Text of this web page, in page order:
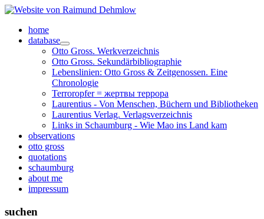
home
database
Otto Gross. Werkverzeichnis
Otto Gross. Sekundärbibliographie
Lebenslinien: Otto Gross & Zeitgenossen. Eine
Chronologie
Terroropfer = жертвы террора
Laurentius - Von Menschen, Büchern und Bibliotheken
Laurentius Verlag. Verlagsverzeichnis
Links in Schaumburg - Wie Mao ins Land kam
observations
otto gross
quotations
schaumburg
about me
impressum
suchen